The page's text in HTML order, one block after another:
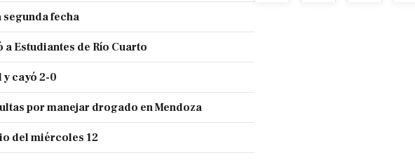
fecha
Estudiantes de Río Cuarto
y cayó 2-0
por manejar drogado en Mendoza
del miércoles 12